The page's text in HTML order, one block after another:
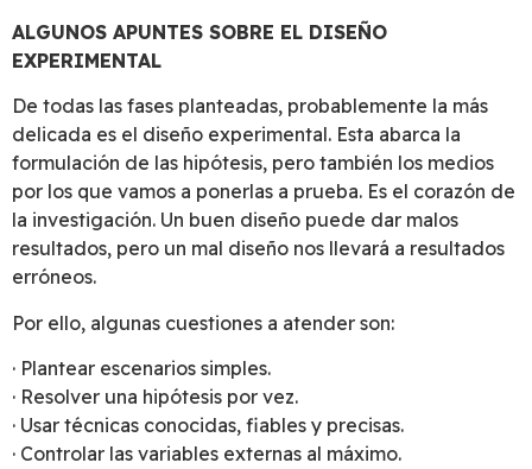
ALGUNOS APUNTES SOBRE EL DISEÑO
EXPERIMENTAL
De todas las fases planteadas, probablemente la más
delicada es el diseño experimental. Esta abarca la
formulación de las hipótesis, pero también los medios
por los que vamos a ponerlas a prueba. Es el corazón de
la investigación. Un buen diseño puede dar malos
resultados, pero un mal diseño nos llevará a resultados
erróneos.
Por ello, algunas cuestiones a atender son:
· Plantear escenarios simples.
· Resolver una hipótesis por vez.
· Usar técnicas conocidas, fiables y precisas.
· Controlar las variables externas al máximo.